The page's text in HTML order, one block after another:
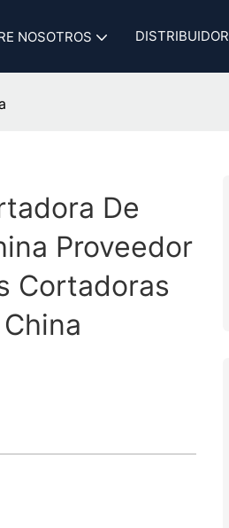
NOSOTROS DISTRIBUIDOR
De
Proveedor
Cortadoras